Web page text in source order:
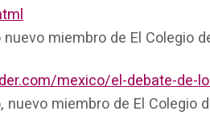
miembro de El Colegio
mexico/el-debate-de-
nuevo miembro de El Colegio